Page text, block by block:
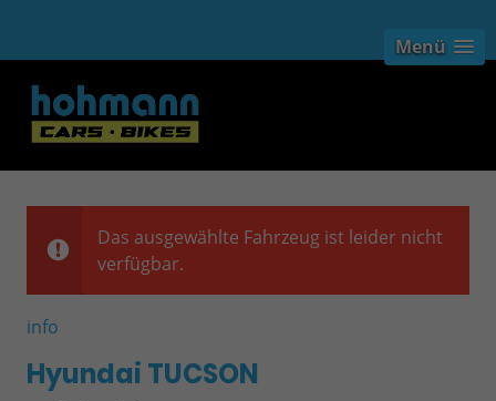
Menü
Das ausgewählte Fahrzeug ist leider nicht
verfügbar.
info
Hyundai TUCSON